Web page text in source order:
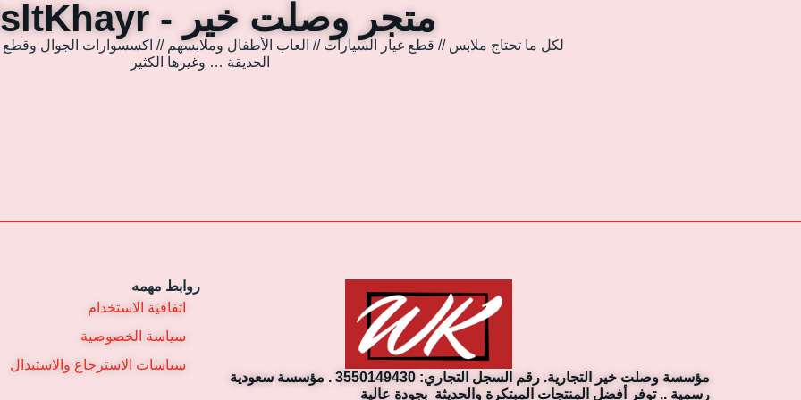
متجر وصلت خير - WsltKhayr
لكل ما تحتاج ملابس // قطع غيار السيارات // العاب الأطفال وملابسهم // اكسسوارات الجوال وقطع
الحديقة … وغيرها الكثير
مؤسسة وصلت خير التجارية. رقم السجل التجاري: 3550149430 . مؤسسة سعودية
رسمية .. توفر أفضل المنتجات المبتكرة والحديثة بجودة عالية
روابط مهمه
اتفاقية الاستخدام
سياسة الخصوصية
سياسات الاسترجاع والاستبدال